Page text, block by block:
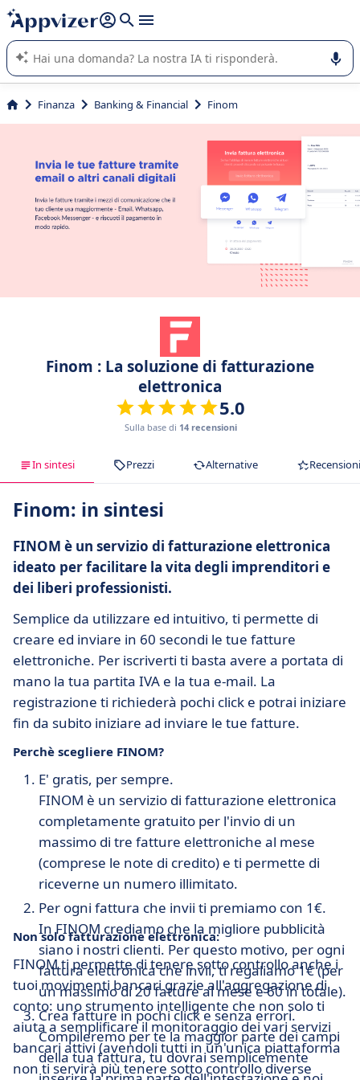
righe con
shift + enter
L'IA di Appvizer vi guida nell'utilizzo o nella scelta di un
software SaaS per la vostra azienda.
Finanza Banking & Financial Finom
Finom : La soluzione di fatturazione
elettronica
5.0
Sulla base di 14 recensioni
In sintesi Prezzi Alternative Recensioni
Finom: in sintesi
FINOM è un servizio di fatturazione elettronica
ideato per facilitare la vita degli imprenditori e
dei liberi professionisti.
Semplice da utilizzare ed intuitivo, ti permette di
creare ed inviare in 60 secondi le tue fatture
elettroniche. Per iscriverti ti basta avere a portata di
mano la tua partita IVA e la tua e-mail. La
registrazione ti richiederà pochi click e potrai iniziare
fin da subito iniziare ad inviare le tue fatture.
Perchè scegliere FINOM?
E' gratis, per sempre.
FINOM è un servizio di fatturazione elettronica
completamente gratuito per l'invio di un
massimo di tre fatture elettroniche al mese
(comprese le note di credito) e ti permette di
riceverne un numero illimitato.
Per ogni fattura che invii ti premiamo con 1€.
In FINOM crediamo che la migliore pubblicità
siano i nostri clienti. Per questo motivo, per ogni
fattura elettronica che invii, ti regaliamo 1€ (per
un massimo di 20 fatture al mese e 60 in totale).
Crea fatture in pochi click e senza errori.
Compileremo per te la maggior parte dei campi
della tua fattura, tu dovrai semplicemente
Non solo fatturazione elettronica:
FINOM ti permette di tenere sotto controllo anche i
tuoi movimenti bancari grazie all'aggregazione di
conto: uno strumento intelligente che non solo ti
aiuta a semplificare il monitoraggio dei vari servizi
bancari attivi (avendoli tutti in un'unica piattaforma
non ti servirà più tenere sotto controllo diverse